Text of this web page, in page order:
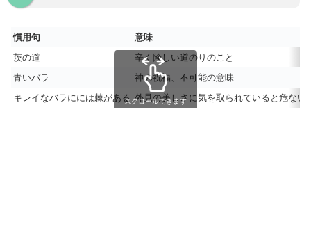
慣用句
意味
茨の道
辛く険しい道のりのこと
青いバラ
神の祝福、不可能の意味
キレイなバラにには棘がある 外見の美しさに気を取られていると危ない
スクロールできます